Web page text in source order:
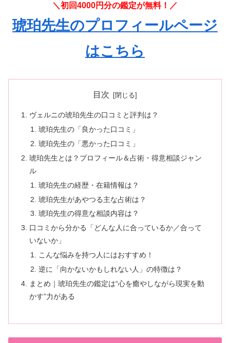
＼初回4000円分の鑑定が無料！／
琥珀先生のプロフィールページ
はこちら
目次
ヴェルニの琥珀先生の口コミと評判は？
琥珀先生の「良かった口コミ」
琥珀先生の「悪かった口コミ」
琥珀先生とは？プロフィール＆占術・得意相談ジャン
ル
琥珀先生の経歴・在籍情報は？
琥珀先生があやつる主な占術は？
琥珀先生の得意な相談内容は？
口コミから分かる「どんな人に合っているか／合って
いないか」
こんな悩みを持つ人にはおすすめ！
逆に「向かないかもしれない人」の特徴は？
まとめ｜琥珀先生の鑑定は“心を癒やしながら現実を動
かす”力がある